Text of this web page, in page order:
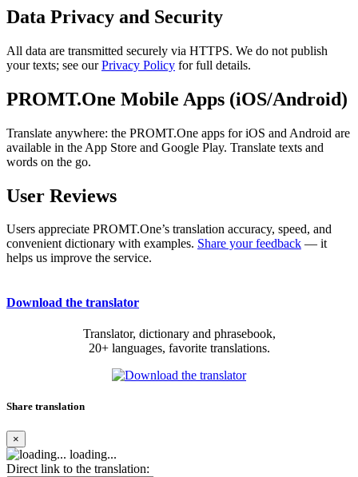
Data Privacy and Security
All data are transmitted securely via HTTPS. We do not publish
your texts; see ourPrivacy Policy for full details.
PROMT.One Mobile Apps (iOS/Android)
Translate anywhere: the PROMT.One apps for iOS and Android are
available in the App Store and Google Play. Translate texts and
words on the go.
User Reviews
Users appreciate PROMT.One’s translation accuracy, speed, and
convenient dictionary with examples. Share your feedback — it
helps us improve the service.
Download the translator
Translator, dictionary and phrasebook,
20+ languages, favorite translations.
Share translation
×
loading...
Direct link to the translation: